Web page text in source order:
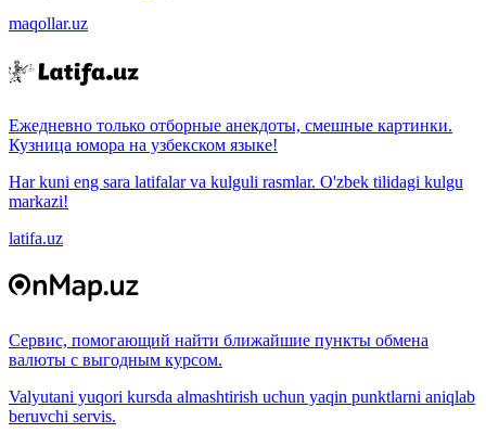
maqollar.uz
Ежедневно только отборные анекдоты, смешные картинки.
Кузница юмора на узбекском языке!
Har kuni eng sara latifalar va kulguli rasmlar. O'zbek tilidagi kulgu
markazi!
latifa.uz
Сервис, помогающий найти ближайшие пункты обмена
валюты с выгодным курсом.
Valyutani yuqori kursda almashtirish uchun yaqin punktlarni aniqlab
beruvchi servis.